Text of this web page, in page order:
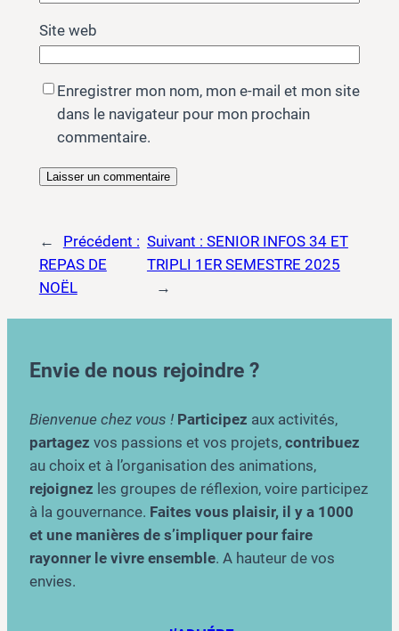
Site web
Enregistrer mon nom, mon e-mail et mon site
dans le navigateur pour mon prochain
commentaire.
←
Précédent :
REPAS DE
NOËL
Suivant : SENIOR INFOS 34 ET
TRIPLI 1ER SEMESTRE 2025
→
Envie de nous rejoindre ?
Bienvenue chez vous ! Participez aux activités,
partagez vos passions et vos projets, contribuez
au choix et à l’organisation des animations,
rejoignez les groupes de réflexion, voire participez
à la gouvernance. Faites vous plaisir, il y a 1000
et une manières de s’impliquer pour faire
rayonner le vivre ensemble. A hauteur de vos
envies.